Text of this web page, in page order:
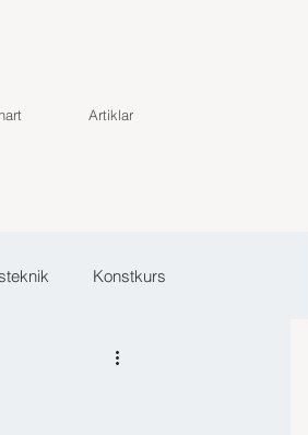
Artiklar
Konstkurs